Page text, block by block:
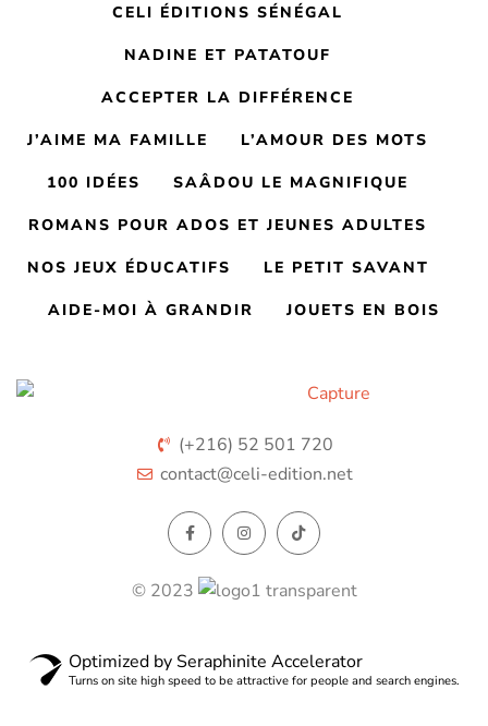
CELI ÉDITIONS SÉNÉGAL
NADINE ET PATATOUF
ACCEPTER LA DIFFÉRENCE
J’AIME MA FAMILLE L’AMOUR DES MOTS
100 IDÉES SAÂDOU LE MAGNIFIQUE
ROMANS POUR ADOS ET JEUNES ADULTES
NOS JEUX ÉDUCATIFS LE PETIT SAVANT
AIDE-MOI À GRANDIR JOUETS EN BOIS
(+216) 52 501 720
contact@celi-edition.net
© 2023
Optimized by Seraphinite Accelerator
Turns on site high speed to be attractive for people and search engines.